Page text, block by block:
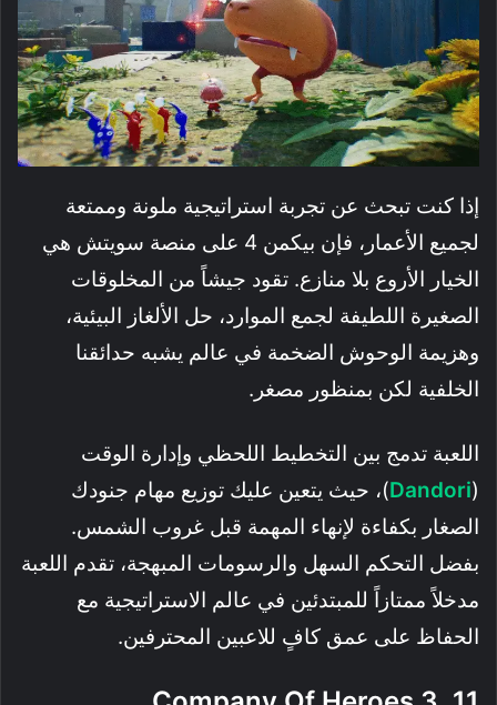
إذا كنت تبحث عن تجربة استراتيجية ملونة وممتعة
لجميع الأعمار، فإن بيكمن 4 على منصة سويتش هي
الخيار الأروع بلا منازع. تقود جيشاً من المخلوقات
الصغيرة اللطيفة لجمع الموارد، حل الألغاز البيئية،
وهزيمة الوحوش الضخمة في عالم يشبه حدائقنا
الخلفية لكن بمنظور مصغر.
اللعبة تدمج بين التخطيط اللحظي وإدارة الوقت
(
Dandori)، حيث يتعين عليك توزيع مهام جنودك
الصغار بكفاءة لإنهاء المهمة قبل غروب الشمس.
بفضل التحكم السهل والرسومات المبهجة، تقدم اللعبة
مدخلاً ممتازاً للمبتدئين في عالم الاستراتيجية مع
الحفاظ على عمق كافٍ للاعبين المحترفين.